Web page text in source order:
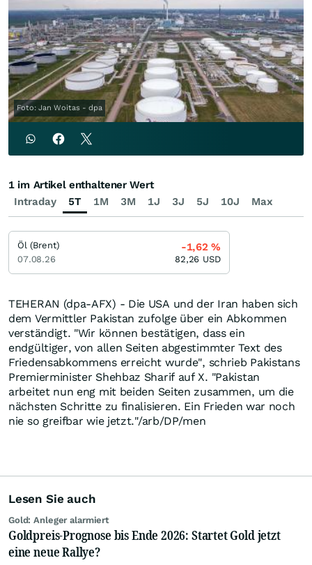
Foto: Jan Woitas - dpa
TEHERAN (dpa-AFX) - Die USA und der Iran haben sich
dem Vermittler Pakistan zufolge über ein Abkommen
verständigt. "Wir können bestätigen, dass ein
endgültiger, von allen Seiten abgestimmter Text des
Friedensabkommens erreicht wurde", schrieb Pakistans
Premierminister Shehbaz Sharif auf X. "Pakistan
arbeitet nun eng mit beiden Seiten zusammen, um die
nächsten Schritte zu finalisieren. Ein Frieden war noch
nie so greifbar wie jetzt."/arb/DP/men
Lesen Sie auch
Gold: Anleger alarmiert
Goldpreis-Prognose bis Ende 2026: Startet Gold jetzt
eine neue Rallye?
Intraday 5T 1M 3M 1J 3J 5J 10J Max
1 im Artikel enthaltener Wert
Öl (Brent)
07.08.26
-1,62%
82,26 USD